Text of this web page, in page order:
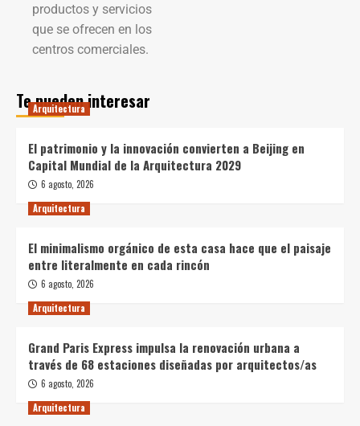
productos y servicios
que se ofrecen en los
centros comerciales.
Te pueden interesar
Arquitectura
El patrimonio y la innovación convierten a Beijing en
Capital Mundial de la Arquitectura 2029
6 agosto, 2026
Arquitectura
El minimalismo orgánico de esta casa hace que el paisaje
entre literalmente en cada rincón
6 agosto, 2026
Arquitectura
Grand Paris Express impulsa la renovación urbana a
través de 68 estaciones diseñadas por arquitectos/as
6 agosto, 2026
Arquitectura